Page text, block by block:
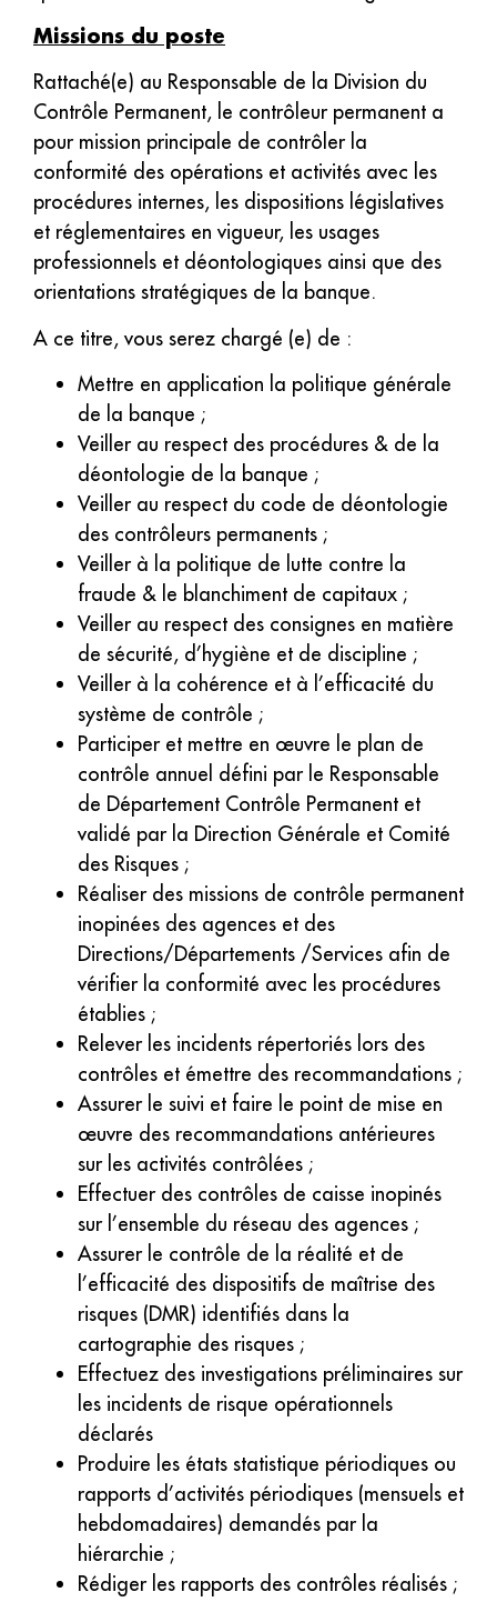
Missions du poste
Rattaché(e) au Responsable de la Division du
Contrôle Permanent, le contrôleur permanent a
pour mission principale de contrôler la
conformité des opérations et activités avec les
procédures internes, les dispositions législatives
et réglementaires en vigueur, les usages
professionnels et déontologiques ainsi que des
orientations stratégiques de la banque.
A ce titre, vous serez chargé (e) de :
Mettre en application la politique générale
de la banque ;
Veiller au respect des procédures & de la
déontologie de la banque ;
Veiller au respect du code de déontologie
des contrôleurs permanents ;
Veiller à la politique de lutte contre la
fraude & le blanchiment de capitaux ;
Veiller au respect des consignes en matière
de sécurité, d’hygiène et de discipline ;
Veiller à la cohérence et à l’efficacité du
système de contrôle ;
Participer et mettre en œuvre le plan de
contrôle annuel défini par le Responsable
de Département Contrôle Permanent et
validé par la Direction Générale et Comité
des Risques ;
Réaliser des missions de contrôle permanent
inopinées des agences et des
Directions/Départements /Services afin de
vérifier la conformité avec les procédures
établies ;
Relever les incidents répertoriés lors des
contrôles et émettre des recommandations ;
Assurer le suivi et faire le point de mise en
œuvre des recommandations antérieures
sur les activités contrôlées ;
Effectuer des contrôles de caisse inopinés
sur l’ensemble du réseau des agences ;
Assurer le contrôle de la réalité et de
l’efficacité des dispositifs de maîtrise des
risques (DMR) identifiés dans la
cartographie des risques ;
Effectuez des investigations préliminaires sur
les incidents de risque opérationnels
déclarés
Produire les états statistique périodiques ou
rapports d’activités périodiques (mensuels et
hebdomadaires) demandés par la
hiérarchie ;
Rédiger les rapports des contrôles réalisés ;